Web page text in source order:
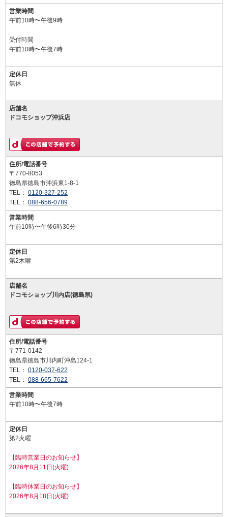
営業時間
午前10時〜午後9時
受付時間
午前10時〜午後7時
定休日
無休
店舗名
ドコモショップ沖浜店
住所/電話番号
〒770-8053
徳島県徳島市沖浜東1-8-1
TEL： 0120-327-252
TEL： 088-656-0789
営業時間
午前10時〜午後6時30分
定休日
第2木曜
店舗名
ドコモショップ川内店(徳島県)
住所/電話番号
〒771-0142
徳島県徳島市川内町沖島124-1
TEL： 0120-037-622
TEL： 088-665-7622
営業時間
午前10時〜午後7時
定休日
第2火曜
【臨時営業日のお知らせ】
2026年8月11日(火曜)
【臨時休業日のお知らせ】
2026年8月18日(火曜)